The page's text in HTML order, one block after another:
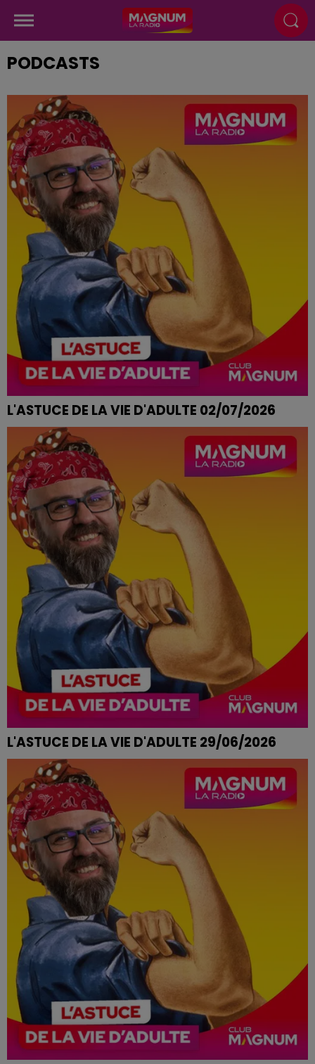
PODCASTS
L'ASTUCE DE LA VIE D'ADULTE 02/07/2026
MAISON QUI SENT LE RENFERMÉ
L'ASTUCE DE LA VIE D'ADULTE 29/06/2026
NAUSÉE EN VOITURE OU DANS CET ASCENSEUR QUI
MONTE BEAUCOUP TROP VITE